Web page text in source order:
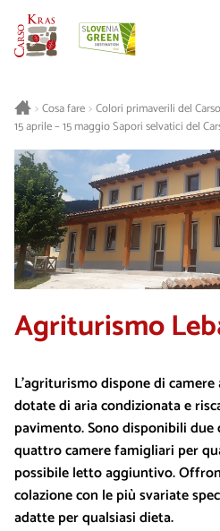
>Cosa fare> Colori primaverili del
15 aprile – 15 maggio Sapori selvatici del
Agriturismo
L’agriturismo dispone di
dotate di aria condizionata e
pavimento. Sono disponibili
quattro camere famigliari per
possibile letto aggiuntivo.
colazione con le più svariate
adatte per qualsiasi dieta.